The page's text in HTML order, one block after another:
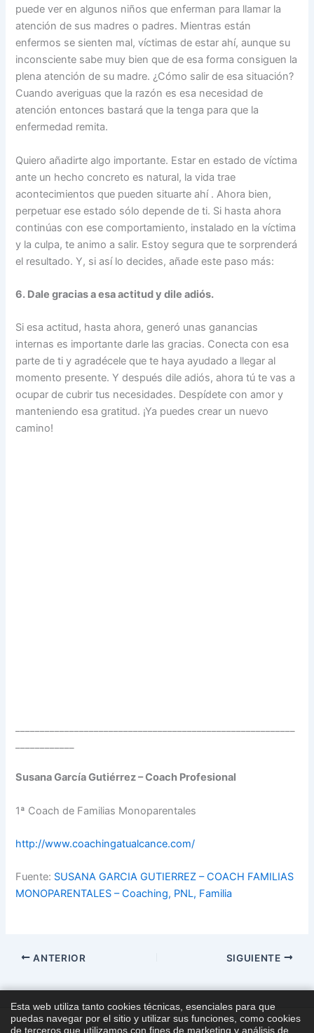
puede ver en algunos niños que enferman para llamar la
atención de sus madres o padres. Mientras están
enfermos se sienten mal, víctimas de estar ahí, aunque su
inconsciente sabe muy bien que de esa forma consiguen la
plena atención de su madre. ¿Cómo salir de esa situación?
Cuando averiguas que la razón es esa necesidad de
atención entonces bastará que la tenga para que la
enfermedad remita.
Quiero añadirte algo importante. Estar en estado de víctima
ante un hecho concreto es natural, la vida trae
acontecimientos que pueden situarte ahí . Ahora bien,
perpetuar ese estado sólo depende de ti. Si hasta ahora
continúas con ese comportamiento, instalado en la víctima
y la culpa, te animo a salir. Estoy segura que te sorprenderá
el resultado. Y, si así lo decides, añade este paso más:
6. Dale gracias a esa actitud y dile adiós.
Si esa actitud, hasta ahora, generó unas ganancias
internas es importante darle las gracias. Conecta con esa
parte de ti y agradécele que te haya ayudado a llegar al
momento presente. Y después dile adiós, ahora tú te vas a
ocupar de cubrir tus necesidades. Despídete con amor y
manteniendo esa gratitud. ¡Ya puedes crear un nuevo
camino!
Susana García Gutiérrez – Coach Profesional
1ª Coach de Familias Monoparentales
http://www.coachingatualcance.com/
Fuente: SUSANA GARCIA GUTIERREZ – COACH FAMILIAS
MONOPARENTALES – Coaching, PNL, Familia
ANTERIOR SIGUIENTE
Esta web utiliza tanto cookies técnicas, esenciales para que
puedas navegar por el sitio y utilizar sus funciones, como cookies
de terceros que utilizamos con fines de marketing y análisis de